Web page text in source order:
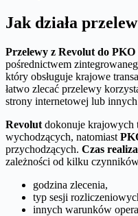
Jak działa
Przelewy z Revolut do
pośrednictwem
który obsługuje krajowe
łatwo zlecać przelewy
strony internetowej lub
Revolut dokonuje krajowych
wychodzących, natomiast
przychodzących. Czas
zależności od kilku
godzina zlecenia,
typ sesji
innych warunków